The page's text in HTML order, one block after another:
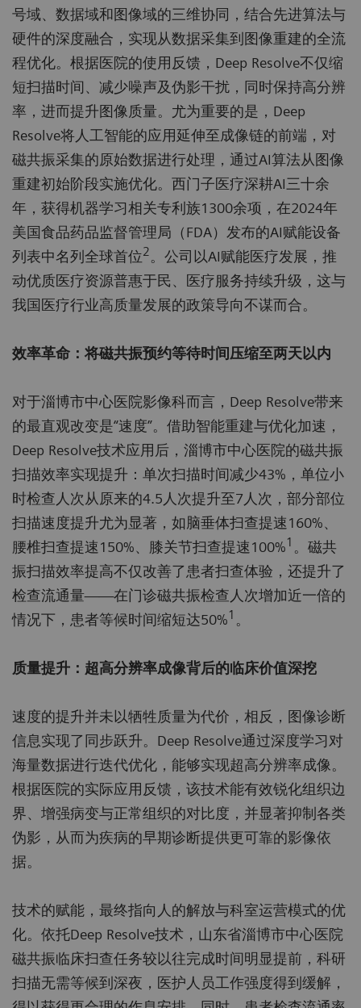
号域、数据域和图像域的三维协同，结合先进算法与
硬件的深度融合，实现从数据采集到图像重建的全流
程优化。根据医院的使用反馈，Deep Resolve不仅缩
短扫描时间、减少噪声及伪影干扰，同时保持高分辨
率，进而提升图像质量。尤为重要的是，Deep
Resolve将人工智能的应用延伸至成像链的前端，对
磁共振采集的原始数据进行处理，通过AI算法从图像
重建初始阶段实施优化。西门子医疗深耕AI三十余
年，获得机器学习相关专利族1300余项，在2024年
美国食品药品监督管理局（FDA）发布的AI赋能设备
列表中名列全球首位2。公司以AI赋能医疗发展，推
动优质医疗资源普惠于民、医疗服务持续升级，这与
我国医疗行业高质量发展的政策导向不谋而合。
效率革命：将磁共振预约等待时间压缩至两天以内
对于淄博市中心医院影像科而言，Deep Resolve带来
的最直观改变是“速度”。借助智能重建与优化加速，
Deep Resolve技术应用后，淄博市中心医院的磁共振
扫描效率实现提升：单次扫描时间减少43%，单位小
时检查人次从原来的4.5人次提升至7人次，部分部位
扫描速度提升尤为显著，如脑垂体扫查提速160%、
腰椎扫查提速150%、膝关节扫查提速100%1 。磁共
振扫描效率提高不仅改善了患者扫查体验，还提升了
检查流通量——在门诊磁共振检查人次增加近一倍的
情况下，患者等候时间缩短达50%1 。
质量提升：超高分辨率成像背后的临床价值深挖
速度的提升并未以牺牲质量为代价，相反，图像诊断
信息实现了同步跃升。Deep Resolve通过深度学习对
海量数据进行迭代优化，能够实现超高分辨率成像。
根据医院的实际应用反馈，该技术能有效锐化组织边
界、增强病变与正常组织的对比度，并显著抑制各类
伪影，从而为疾病的早期诊断提供更可靠的影像依
据。
技术的赋能，最终指向人的解放与科室运营模式的优
化。依托Deep Resolve技术，山东省淄博市中心医院
磁共振临床扫查任务较以往完成时间明显提前，科研
扫描无需等候到深夜，医护人员工作强度得到缓解，